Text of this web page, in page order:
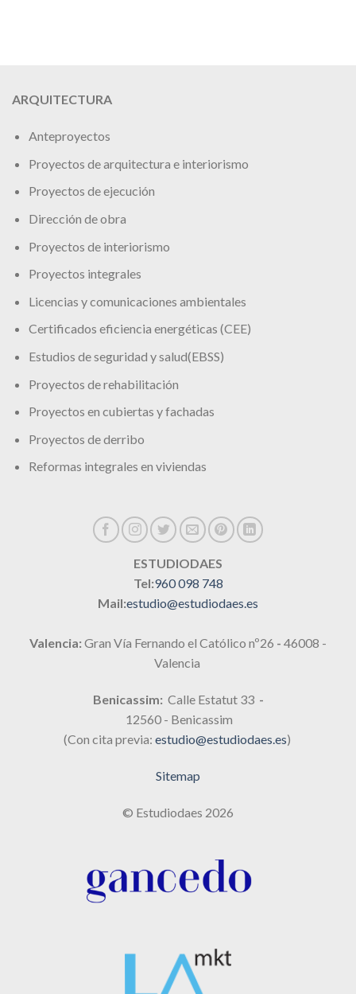
ARQUITECTURA
Anteproyectos
Proyectos de arquitectura e interiorismo
Proyectos de ejecución
Dirección de obra
Proyectos de interiorismo
Proyectos integrales
Licencias y comunicaciones ambientales
Certificados eficiencia energéticas (CEE)
Estudios de seguridad y salud(EBSS)
Proyectos de rehabilitación
Proyectos en cubiertas y fachadas
Proyectos de derribo
Reformas integrales en viviendas
ESTUDIODAES
Tel:960 098 748
Mail:estudio@estudiodaes.es
Valencia: Gran Vía Fernando el Católico nº26 - 46008 -
Valencia
Benicassim: Calle Estatut 33 -
12560 - Benicassim
(Con cita previa: estudio@estudiodaes.es)
Sitemap
© Estudiodaes 2026